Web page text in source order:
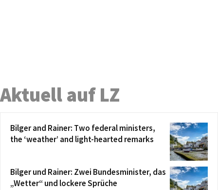
Aktuell auf LZ
Bilger and Rainer: Two federal ministers,
the ‘weather’ and light-hearted remarks
Bilger und Rainer: Zwei Bundesminister, das
„Wetter“ und lockere Sprüche